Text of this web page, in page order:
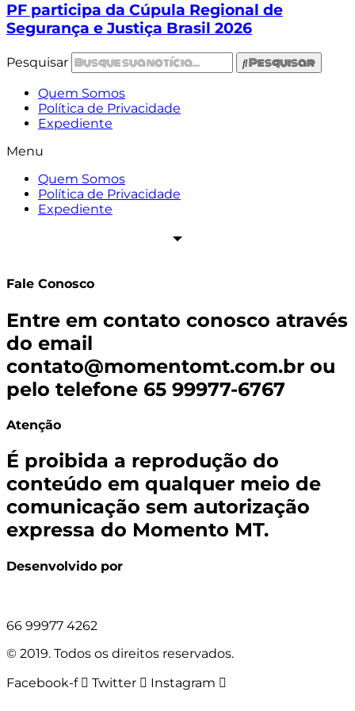
PF participa da Cúpula Regional de
Segurança e Justiça Brasil 2026
Pesquisar Pesquisar
Quem Somos
Política de Privacidade
Expediente
Menu
Quem Somos
Política de Privacidade
Expediente
Fale Conosco
Entre em contato conosco através
do email
contato@momentomt.com.br ou
pelo telefone 65 99977-6767
Atenção
É proibida a reprodução do
conteúdo em qualquer meio de
comunicação sem autorização
expressa do Momento MT.
Desenvolvido por
66 99977 4262
© 2019. Todos os direitos reservados.
Facebook-f
Twitter Instagram